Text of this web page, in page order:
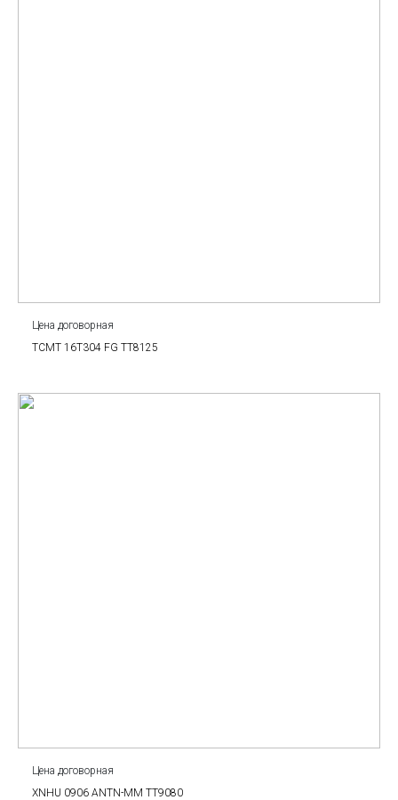
Цена договорная
TCMT 16T304 FG TT8125
Цена договорная
XNHU 0906 ANTN-MM TT9080